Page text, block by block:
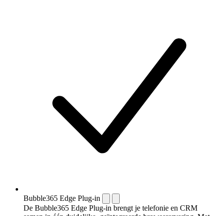
Bubble365 Edge Plug-in
De Bubble365 Edge Plug-in brengt je telefonie en CRM